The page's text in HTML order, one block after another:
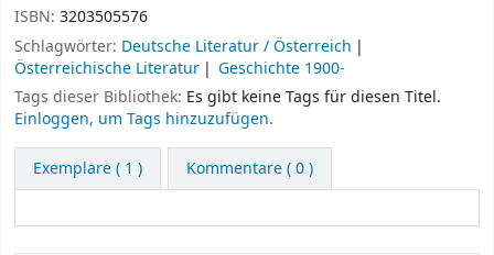
ISBN: 3203505576
Schlagwörter: Deutsche Literatur / Österreich
Österreichische Literatur
Geschichte 1900-
Tags dieser Bibliothek: Es gibt keine Tags für diesen Titel.
Einloggen, um Tags hinzuzufügen.
Exemplare( 1 ) Kommentare ( 0 )